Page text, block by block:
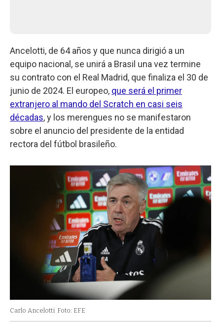
Ancelotti, de 64 años y que nunca dirigió a un
equipo nacional, se unirá a Brasil una vez termine
su contrato con el Real Madrid, que finaliza el 30 de
junio de 2024. El europeo, que será el primer
extranjero al mando del Scratch en casi seis
décadas, y los merengues no se manifestaron
sobre el anuncio del presidente de la entidad
rectora del fútbol brasileño.
Carlo Ancelotti Foto: EFE